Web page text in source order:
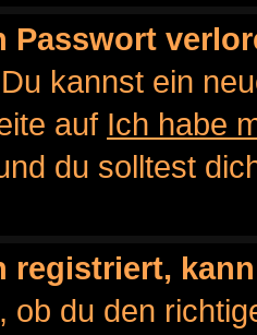
Passwort
kannst ein
auf Ich habe
du solltest
registriert,
ob du den